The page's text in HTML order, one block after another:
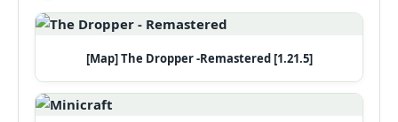
[Map] The Dropper -Remastered [1.21.5]